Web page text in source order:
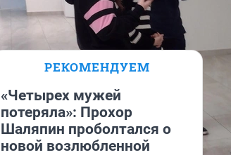
РЕКОМЕНДУЕМ
«Четырех мужей
потеряла»: Прохор
Шаляпин проболтался о
новой возлюбленной